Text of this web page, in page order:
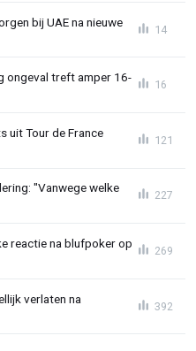
bij UAE na nieuwe
14
ongeval treft amper 16-
16
uit Tour de France
121
"Vanwege welke
227
reactie na blufpoker op
269
verlaten na
392